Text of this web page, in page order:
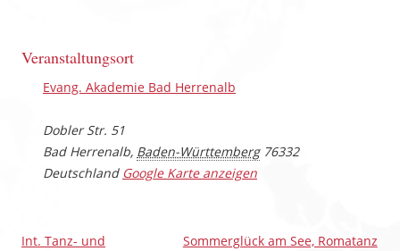
Veranstaltungsort
Evang. Akademie Bad Herrenalb
Dobler Str. 51
Bad Herrenalb, Baden-Württemberg 76332
Deutschland Google Karte anzeigen
Int. Tanz- und
Sommerglück am See, Romatanz